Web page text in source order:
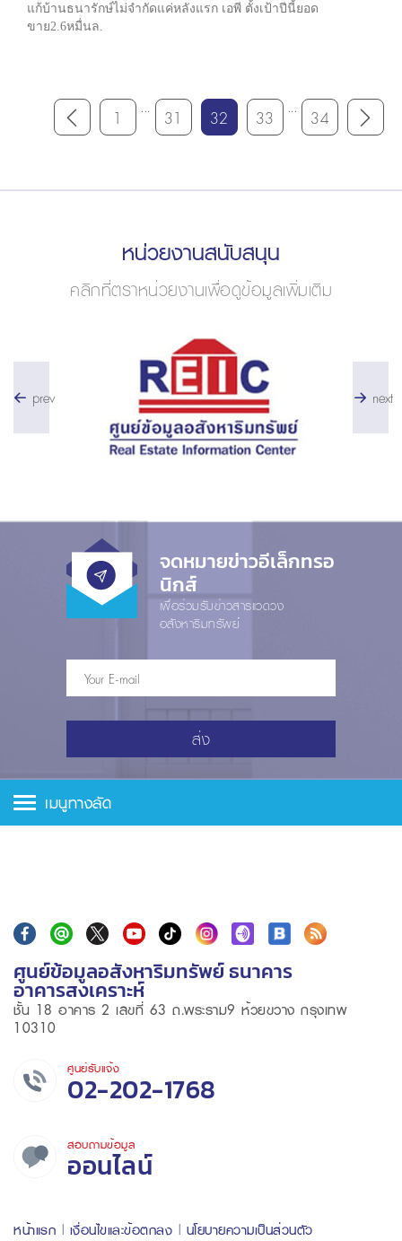
แก้บ้านธนารักษ์ไม่จำกัดแค่หลังแรก เอพี ตั้งเป้าปีนี้ยอด
ขาย2.6หมื่นล.
1 ... 31 32 33 ... 34
หน่วยงานสนับสนุน
คลิกที่ตราหน่วยงานเพื่อดูข้อมูลเพิ่มเติม
prev next
จดหมายข่าวอีเล็กทรอ
นิกส์
เพื่อร่วมรับข่าวสารแวดวง
อสังหาริมทรัพย์
ส่ง
เมนูทางลัด
ศูนย์ข้อมูลอสังหาริมทรัพย์ ธนาคาร
อาคารสงเคราะห์
ชั้น 18 อาคาร 2 เลขที่ 63 ถ.พระราม9 ห้วยขวาง กรุงเทพ
10310
ศูนย์รับแจ้ง
02-202-1768
สอบถามข้อมูล
ออนไลน์
หน้าแรก เงื่อนไขและข้อตกลง นโยบายความเป็นส่วนตัว